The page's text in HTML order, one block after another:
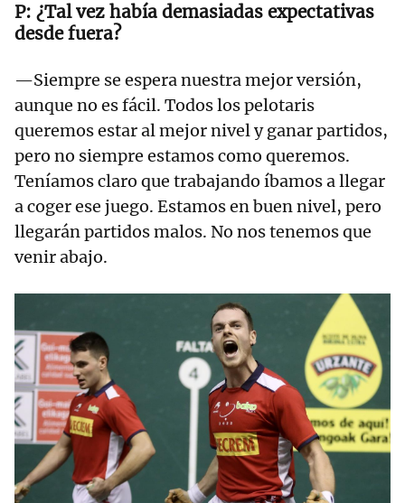
¿Tal vez había demasiadas expectativas
desde fuera?
—Siempre se espera nuestra mejor versión,
aunque no es fácil. Todos los pelotaris
queremos estar al mejor nivel y ganar partidos,
pero no siempre estamos como queremos.
Teníamos claro que trabajando íbamos a llegar
a coger ese juego. Estamos en buen nivel, pero
llegarán partidos malos. No nos tenemos que
venir abajo.